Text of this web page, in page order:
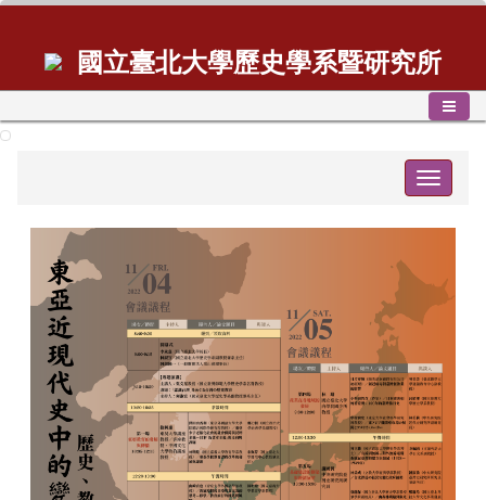
國立臺北大學歷史學系暨研究所
Toggle